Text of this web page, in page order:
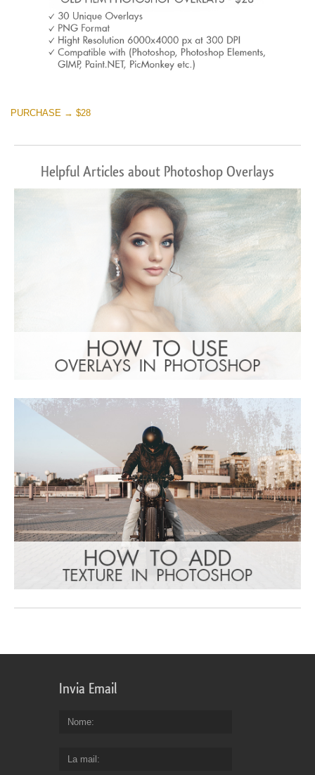
PURCHASE → $28
Helpful Articles about Photoshop Overlays
Invia Email
Nome
La mail